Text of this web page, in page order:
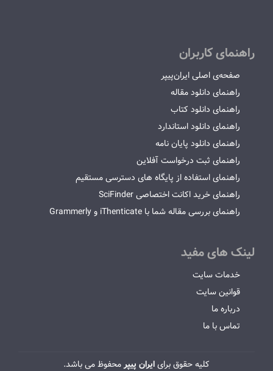
راهنمای کاربران
صفحه‌ی اصلی ایران‌پیپر
راهنمای دانلود مقاله
راهنمای دانلود کتاب
راهنمای دانلود استاندارد
راهنمای دانلود پایان نامه
راهنمای ثبت درخواست آفلاین
راهنمای استفاده از پایگاه های دسترسی مستقیم
راهنمای خرید اکانت اختصاصی SciFinder
راهنمای بررسی مقاله شما با iThenticate و Grammerly
لینک های مفید
خدمات سایت
قوانین سایت
درباره ما
تماس با ما
کلیه حقوق برایایران پیپرمحفوظ می باشد.